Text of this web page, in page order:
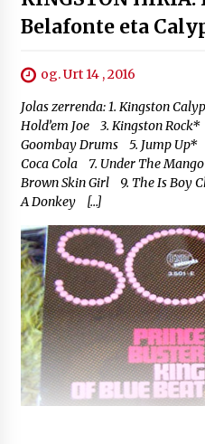
Belafonte eta
og. Urt 14 , 2016
Jolas zerrenda: 1. Kingston
Hold’em Joe 3. Kingston
Goombay Drums 5. Jump Up*
Coca Cola 7. Under The
Brown Skin Girl 9. The Is Boy
A Donkey […]